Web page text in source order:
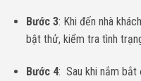
Bước 3: Khi đến nhà
bật thử, kiểm tra tình
Bước 4: Sau khi nắm